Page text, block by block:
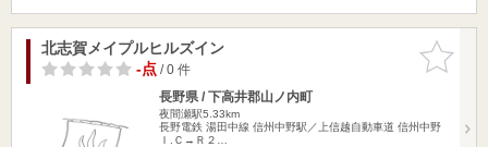
お気に入
りに追加
北志賀メイプルヒルズイン
-点/ 0 件
長野県 / 下高井郡山ノ内町
夜間瀬駅5.33km
長野電鉄 湯田中線 信州中野駅／上信越自動車道 信州中野
Ｉ.Ｃ→Ｒ２…